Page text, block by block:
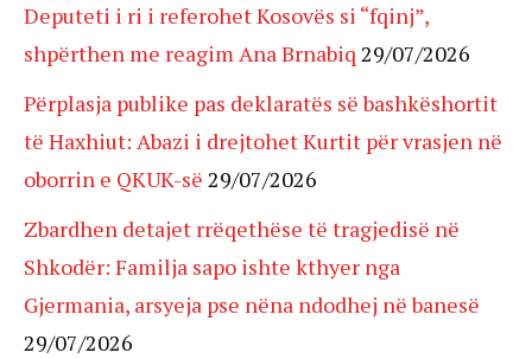
Deputeti i ri i referohet Kosovës si “fqinj”,
shpërthen me reagim Ana Brnabiq 29/07/2026
Përplasja publike pas deklaratës së bashkëshortit
të Haxhiut: Abazi i drejtohet Kurtit për vrasjen në
oborrin e QKUK-së 29/07/2026
Zbardhen detajet rrëqethëse të tragjedisë në
Shkodër: Familja sapo ishte kthyer nga
Gjermania, arsyeja pse nëna ndodhej në banesë
29/07/2026